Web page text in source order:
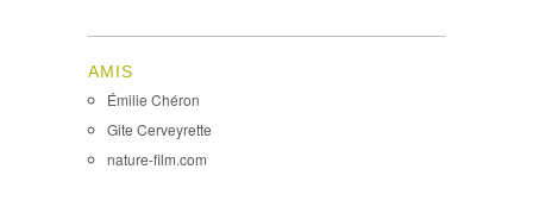
AMIS
Émilie Chéron
Gite Cerveyrette
nature-film.com